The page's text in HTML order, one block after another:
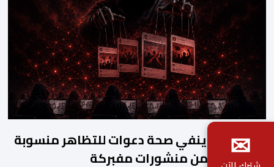
جيل زد 212 ينفي صحة دعوات للتظاهر منسوبة
إليه ويحذر من منشورات مفبركة
✉